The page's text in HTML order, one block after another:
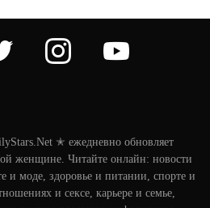
twitter instagram youtube
✭ ежедневно обновляет
женщине. Читайте онлайн: новости
и моде, здоровье и питании, спорте и
и сексе, карьере и семье,